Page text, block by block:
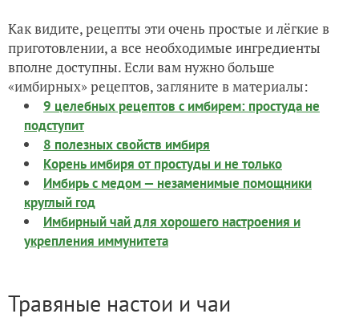
Как видите, рецепты эти очень простые и лёгкие в
приготовлении, а все необходимые ингредиенты
вполне доступны. Если вам нужно больше
«имбирных» рецептов, загляните в материалы:
9 целебных рецептов с имбирем: простуда не
подступит
8 полезных свойств имбиря
Корень имбиря от простуды и не только
Имбирь с медом — незаменимые помощники
круглый год
Имбирный чай для хорошего настроения и
укрепления иммунитета
Травяные настои и чаи